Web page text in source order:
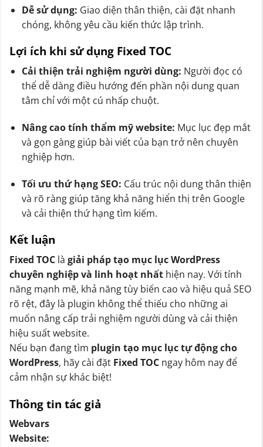
Dễ sử dụng: Giao diện thân thiện, cài đặt nhanh
chóng, không yêu cầu kiến thức lập trình.
Lợi ích khi sử dụng Fixed TOC
Cải thiện trải nghiệm người dùng: Người đọc có
thể dễ dàng điều hướng đến phần nội dung quan
tâm chỉ với một cú nhấp chuột.
Nâng cao tính thẩm mỹ website: Mục lục đẹp mắt
và gọn gàng giúp bài viết của bạn trở nên chuyên
nghiệp hơn.
Tối ưu thứ hạng SEO: Cấu trúc nội dung thân thiện
và rõ ràng giúp tăng khả năng hiển thị trên Google
và cải thiện thứ hạng tìm kiếm.
Kết luận
Fixed TOC là giải pháp tạo mục lục WordPress
chuyên nghiệp và linh hoạt nhất hiện nay. Với tính
năng mạnh mẽ, khả năng tùy biến cao và hiệu quả SEO
rõ rệt, đây là plugin không thể thiếu cho những ai
muốn nâng cấp trải nghiệm người dùng và cải thiện
hiệu suất website.
Nếu bạn đang tìm plugin tạo mục lục tự động cho
WordPress, hãy cài đặt Fixed TOC ngay hôm nay để
cảm nhận sự khác biệt!
Thông tin tác giả
Webvars
Website: